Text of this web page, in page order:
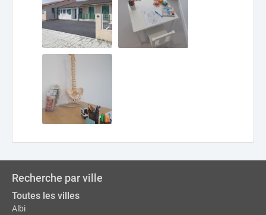
Recherche par ville
Toutes les villes
Albi